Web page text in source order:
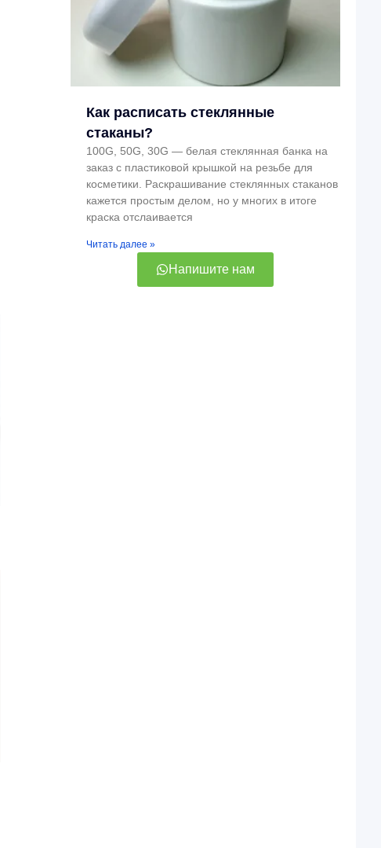
Как расписать стеклянные
стаканы?
100G, 50G, 30G — белая стеклянная банка на
заказ с пластиковой крышкой на резьбе для
косметики. Раскрашивание стеклянных стаканов
кажется простым делом, но у многих в итоге
краска отслаивается
Читать далее »
Напишите нам